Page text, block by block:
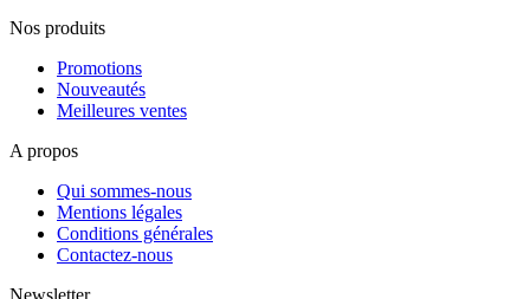
Nos produits
Promotions
Nouveautés
Meilleures ventes
A propos
Qui sommes-nous
Mentions légales
Conditions générales
Contactez-nous